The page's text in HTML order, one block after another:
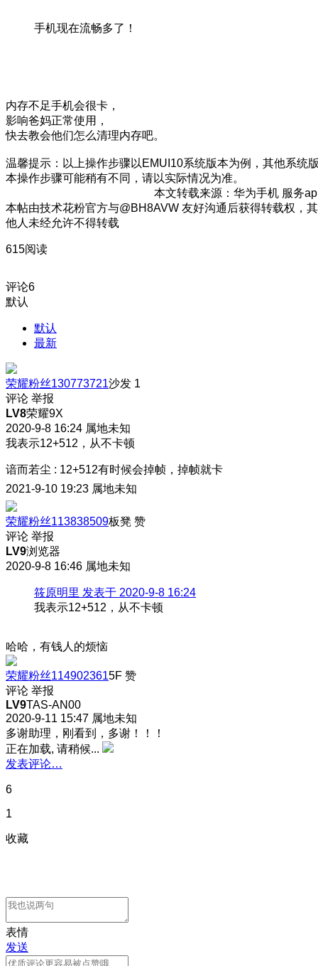
手机现在流畅多了！
内存不足手机会很卡，
影响爸妈正常使用，
快去教会他们怎么清理内存吧。
温馨提示：以上操作步骤以EMUI10系统版本为例，其他系统
本操作步骤可能稍有不同，请以实际情况为准。
本文转载来源：华为手机 服务
本帖由技术花粉官方与@BH8AVW 友好沟通后获得转载权，其
他人未经允许不得转载
615阅读
评论6
默认
默认
最新
荣耀粉丝130773721沙发 1
评论 举报
LV8荣耀9X
2020-9-8 16:24 属地未知
我表示12+512，从不卡顿
谙而若尘 : 12+512有时候会掉帧，掉帧就卡
2021-9-10 19:23 属地未知
荣耀粉丝113838509板凳 赞
评论 举报
LV9浏览器
2020-9-8 16:46 属地未知
筱原明里 发表于 2020-9-8 16:24
我表示12+512，从不卡顿
哈哈，有钱人的烦恼
荣耀粉丝1149023615F 赞
评论 举报
LV9TAS-AN00
2020-9-11 15:47 属地未知
多谢助理，刚看到，多谢！！！
正在加载, 请稍候...
发表评论…
6
1
收藏
表情
发送